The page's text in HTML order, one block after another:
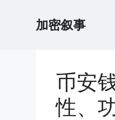
加密叙事
币安
性、